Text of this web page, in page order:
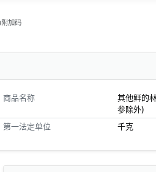
加码
商品名称
其他鲜的
参除外)
第一法定单位
千克